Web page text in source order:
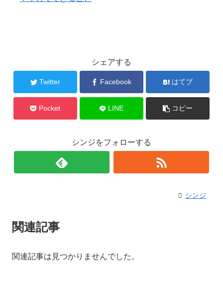
シェアする
Twitter Facebook はてブ
Pocket LINE コピー
シンジをフォローする
シンジ
関連記事
関連記事は見つかりませんでした。